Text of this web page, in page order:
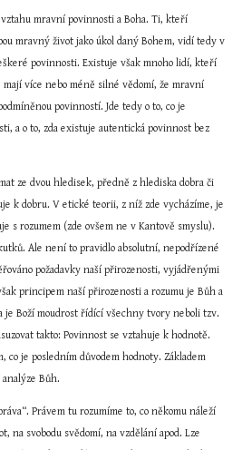
vztahu mravní povinnosti a Boha. Ti, kteří
mravný život jako úkol daný Bohem, vidí tedy v
povinnosti. Existuje však mnoho lidí, kteří
více nebo méně silné vědomí, že mravní
povinností. Jde tedy o to, co je
a o to, zda existuje autentická povinnost bez
ze dvou hledisek, předně z hlediska dobra či
k dobru. V etické teorii, z níž zde vycházíme, je
s rozumem (zde ovšem ne v Kantově smyslu).
Ale není to pravidlo absolutní, nepodřízené
požadavky naší přirozenosti, vyjádřenými
principem naší přirozenosti a rozumu je Bůh a
je Boží moudrost řídící všechny tvory neboli tzv.
takto: Povinnost se vztahuje k hodnotě.
co je posledním důvodem hodnoty. Základem
Bůh.
Právem tu rozumíme to, co někomu náleží
na svobodu svědomí, na vzdělání apod. Lze